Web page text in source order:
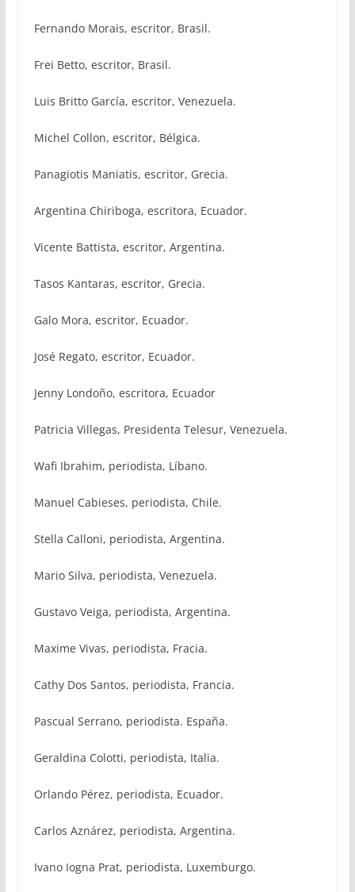
Fernando Morais, escritor, Brasil.
Frei Betto, escritor, Brasil.
Luis Britto García, escritor, Venezuela.
Michel Collon, escritor, Bélgica.
Panagiotis Maniatis, escritor, Grecia.
Argentina Chiriboga, escritora, Ecuador.
Vicente Battista, escritor, Argentina.
Τasos Kantaras, escritor, Grecia.
Galo Mora, escritor, Ecuador.
José Regato, escritor, Ecuador.
Jenny Londoño, escritora, Ecuador
Patricia Villegas, Presidenta Telesur, Venezuela.
Wafi Ibrahim, periodista, Líbano.
Manuel Cabieses, periodista, Chile.
Stella Calloni, periodista, Argentina.
Mario Silva, periodista, Venezuela.
Gustavo Veiga, periodista, Argentina.
Maxime Vivas, periodista, Fracia.
Cathy Dos Santos, periodista, Francia.
Pascual Serrano, periodista. España.
Geraldina Colotti, periodista, Italia.
Orlando Pérez, periodista, Ecuador.
Carlos Aznárez, periodista, Argentina.
Ivano Iogna Prat, periodista, Luxemburgo.